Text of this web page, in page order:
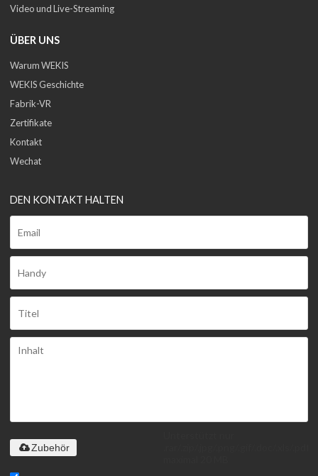
Video und Live-Streaming
ÜBER UNS
Warum WEKIS
WEKIS Geschichte
Fabrik-VR
Zertifikate
Kontakt
Wechat
DEN KONTAKT HALTEN
Zubehör